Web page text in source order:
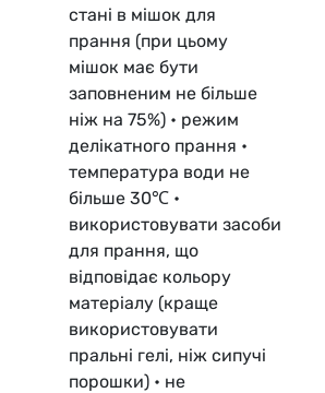
стані в мішок для
прання (при цьому
мішок має бути
заповненим не більше
ніж на 75%) • режим
делікатного прання •
температура води не
більше 30℃ •
використовувати засоби
для прання, що
відповідає кольору
матеріалу (краще
використовувати
пральні гелі, ніж сипучі
порошки) • не